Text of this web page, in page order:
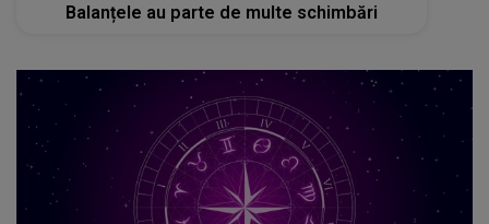
Balanțele au parte de multe schimbări